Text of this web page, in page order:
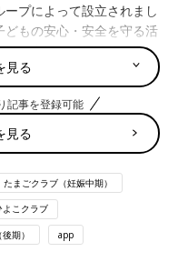
プによって設立されまし
もの安心・安全を守る活
び支援」「経済的困難を
会づくりにつながる学び
て「被災した子どもの学
を軸として、子ども支援
団体に総額5303万3318円
能登半島地震で被災した
実施いたしました。
ども基金 (benesse-
見る
記事を登録可能
見る
たまごクラブ（妊娠中期）
こクラブ
期） app